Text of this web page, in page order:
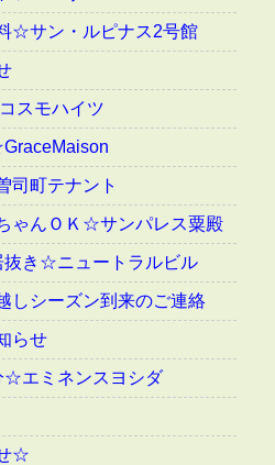
☆サン・ルピナス2号館
スモハイツ
司町テナント
ゃんＯＫ☆サンパレス粟殿
抜き☆ニュートラルビル
しシーズン到来のご連絡
らせ
☆エミネンスヨシダ
☆